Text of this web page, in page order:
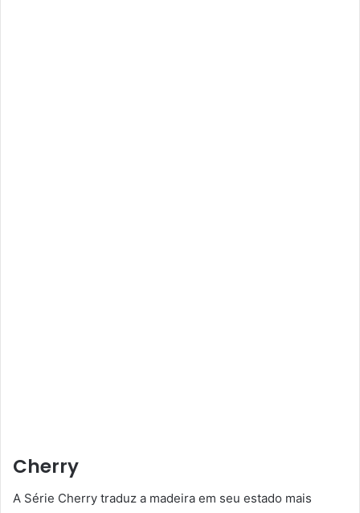
Cherry
A Série Cherry traduz a madeira em seu estado mais